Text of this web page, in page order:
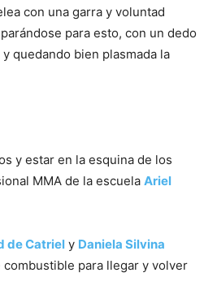
con una garra y voluntad
para esto, con un dedo
quedando bien plasmada la
y estar en la esquina de los
MMA de la escuela Ariel
de Catriel y Daniela Silvina
combustible para llegar y volver